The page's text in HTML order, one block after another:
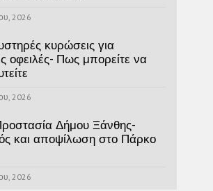
2026
κυρώσεις για
οφειλές- Πως μπορείτε να
2026
Δήμου Ξάνθης-
και αποψίλωση στο Πάρκο
2026